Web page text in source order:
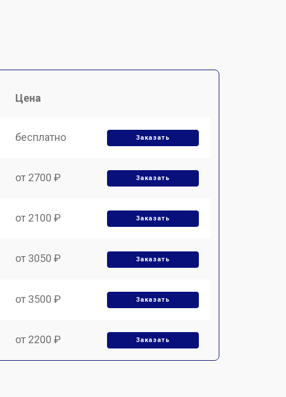
Цена
бесплатно Заказать
от 2700 ₽ Заказать
от 2100 ₽ Заказать
от 3050 ₽ Заказать
от 3500 ₽ Заказать
от 2200 ₽ Заказать